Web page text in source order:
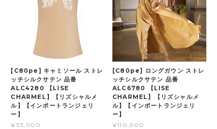
[C80pe] キャミソール ストレ
ッチシルクサテン 品番
ALC4280 【LISE
CHARMEL】【リズシャルメ
ル】【インポートランジェリ
ー】
¥33,000
[C80pe] ロングガウン ストレ
ッチシルクサテン 品番
ALC6780 【LISE
CHARMEL】【リズシャルメ
ル】【インポートランジェリ
ー】
¥110,000